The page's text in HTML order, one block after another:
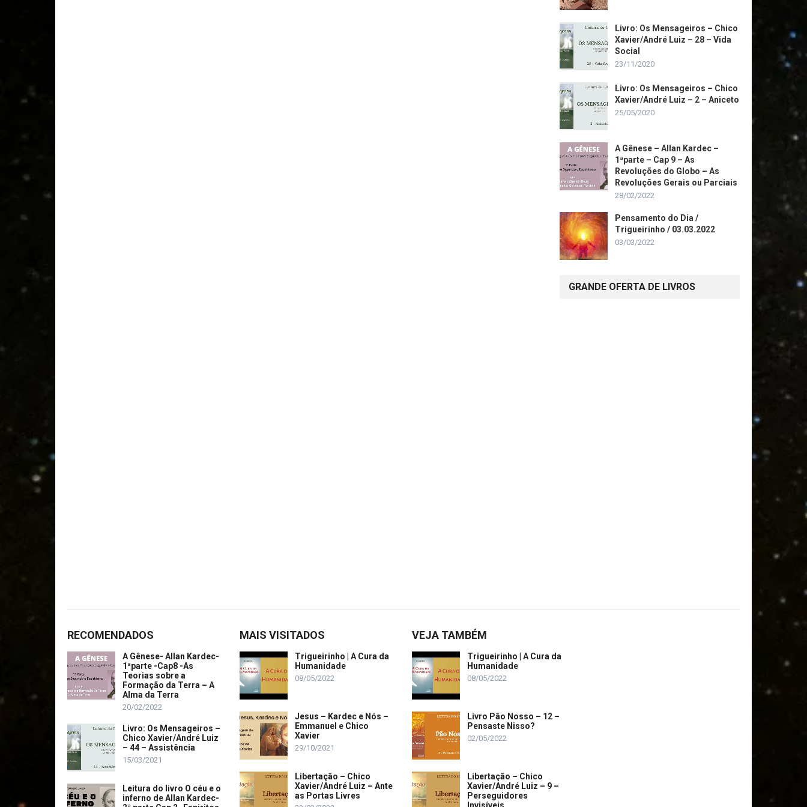
Livro: Os Mensageiros – Chico
Xavier/André Luiz – 28 – Vida
Social
23/11/2020
Livro: Os Mensageiros – Chico
Xavier/André Luiz – 2 – Aniceto
25/05/2020
A Gênese – Allan Kardec –
1ªparte – Cap 9 – As
Revoluções do Globo – As
Revoluções Gerais ou Parciais
28/02/2022
Pensamento do Dia /
Trigueirinho / 03.03.2022
03/03/2022
GRANDE OFERTA DE LIVROS
RECOMENDADOS
A Gênese- Allan Kardec-
1ªparte -Cap8 -As
Teorias sobre a
Formação da Terra – A
Alma da Terra
20/02/2022
Livro: Os Mensageiros –
Chico Xavier/André Luiz
– 44 – Assistência
15/03/2021
Leitura do livro O céu e o
inferno de Allan Kardec-
MAIS VISITADOS
Trigueirinho | A Cura da
Humanidade
08/05/2022
Jesus – Kardec e Nós –
Emmanuel e Chico
Xavier
29/10/2021
Libertação – Chico
Xavier/André Luiz – Ante
as Portas Livres
VEJA TAMBÉM
Trigueirinho | A Cura da
Humanidade
08/05/2022
Livro Pão Nosso – 12 –
Pensaste Nisso?
02/05/2022
Libertação – Chico
Xavier/André Luiz – 9 –
Perseguidores